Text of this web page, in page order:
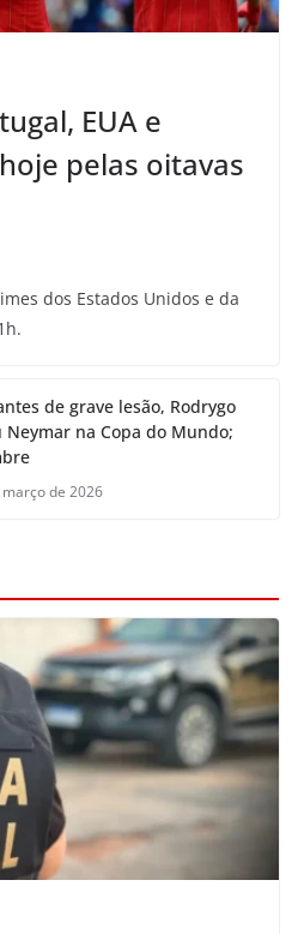
EUA e
pelas oitavas
dos Estados Unidos e da
de grave lesão, Rodrygo
Neymar na Copa do Mundo;
de 2026